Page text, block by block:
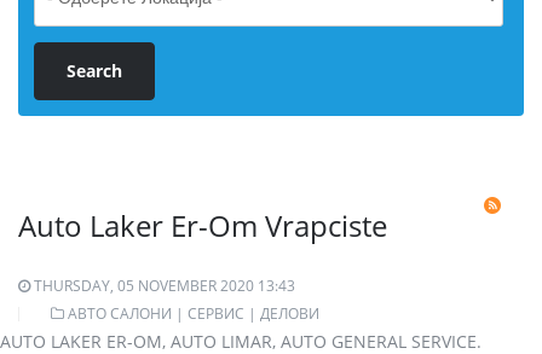
Auto Laker Er-Om Vrapciste
THURSDAY, 05 NOVEMBER 2020 13:43
АВТО САЛОНИ | СЕРВИС | ДЕЛОВИ
AUTO LAKER ER-OM, AUTO LIMAR, AUTO GENERAL SERVICE.